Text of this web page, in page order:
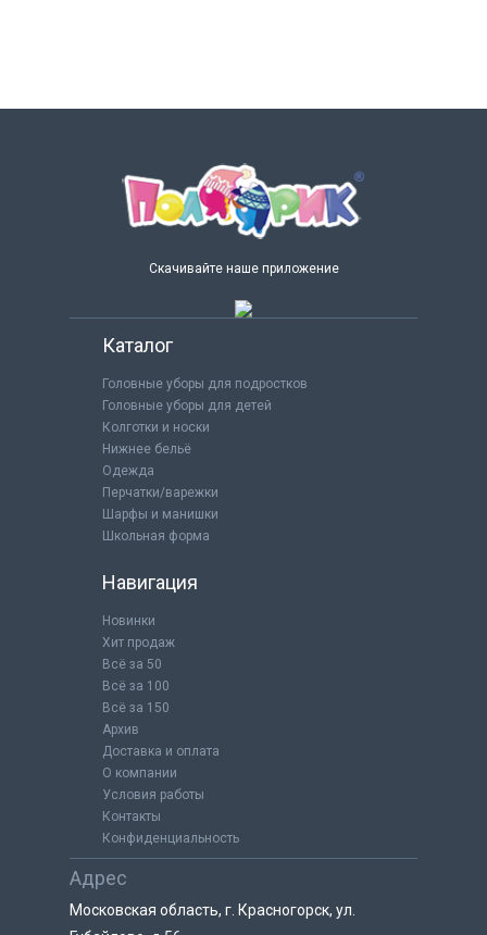
Скачивайте наше приложение
Каталог
Головные уборы для подростков
Головные уборы для детей
Колготки и носки
Нижнее бельё
Одежда
Перчатки/варежки
Шарфы и манишки
Школьная форма
Навигация
Новинки
Хит продаж
Всё за 50
Всё за 100
Всё за 150
Архив
Доставка и оплата
О компании
Условия работы
Контакты
Конфиденциальность
Адрес
Московская область, г. Красногорск, ул.